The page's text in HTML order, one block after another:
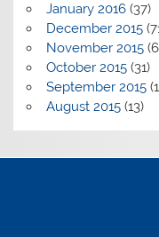
January 2016(37)
December 2015
November 2015
October 2015(31)
September 2015
August 2015(13)